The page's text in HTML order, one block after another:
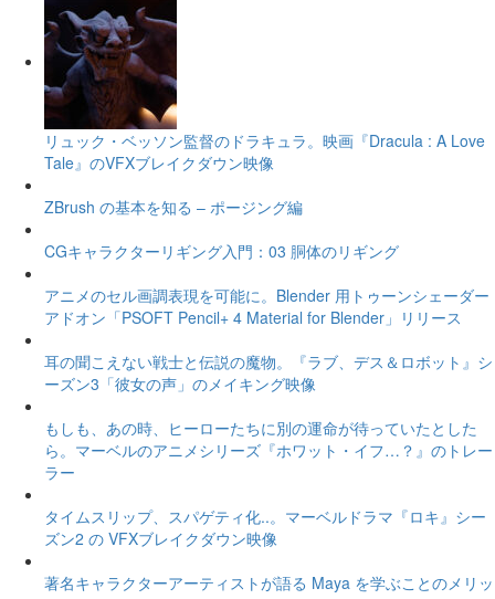
リュック・ベッソン監督のドラキュラ。映画『Dracula : A Love
Tale』のVFXブレイクダウン映像
ZBrush の基本を知る – ポージング編
CGキャラクターリギング入門：03 胴体のリギング
アニメのセル画調表現を可能に。Blender 用トゥーンシェーダー
アドオン「PSOFT Pencil+ 4 Material for Blender」リリース
耳の聞こえない戦士と伝説の魔物。『ラブ、デス＆ロボット』シ
ーズン3「彼女の声」のメイキング映像
もしも、あの時、ヒーローたちに別の運命が待っていたとした
ら。マーベルのアニメシリーズ『ホワット・イフ…？』のトレー
ラー
タイムスリップ、スパゲティ化..。マーベルドラマ『ロキ』シー
ズン2 の VFXブレイクダウン映像
著名キャラクターアーティストが語る Maya を学ぶことのメリッ